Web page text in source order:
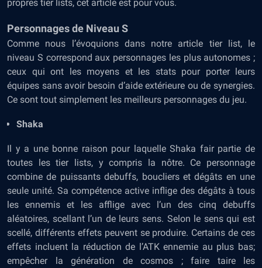
propres tier lists, cet article est pour vous.
Personnages de Niveau S
Comme nous l’évoquions dans notre article tier list, le
niveau S correspond aux personnages les plus autonomes ;
ceux qui ont les moyens et les stats pour porter leurs
équipes sans avoir besoin d’aide extérieure ou de synergies.
Ce sont tout simplement les meilleurs personnages du jeu.
Shaka
Il y a une bonne raison pour laquelle Shaka fair partie de
toutes les tier lists, y compris la nôtre. Ce personnage
combine de puissants debuffs, boucliers et dégâts en une
seule unité. Sa compétence active inflige des dégâts à tous
les ennemis et les afflige avec l’un des cinq debuffs
aléatoires, scellant l’un de leurs sens. Selon le sens qui est
scellé, différents effets peuvent se produire. Certains de ces
effets incluent la réduction de l’ATK ennemie au plus bas;
empêcher la génération de cosmos ; faire taire les